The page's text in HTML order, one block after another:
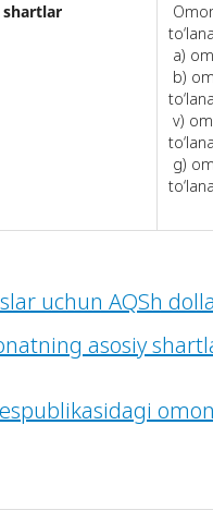
shartlar
a)
b)
v)
g)
uchun AQSh
asosiy